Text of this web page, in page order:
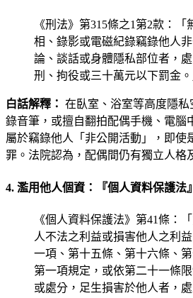
《刑法》第315條之1第2款：「
相、錄影或電磁紀錄竊錄他人
論、談話或身體隱私部位者，
刑、拘役或三十萬元以下罰金。
白話解釋： 在臥室、浴室等高度隱私
錄音筆，或擅自翻拍配偶手機、電腦
屬於竊錄他人「非公開活動」，即使
罪。法院認為，配偶間仍有獨立人格
4. 濫用他人個資：『個人資料保護法』
《個人資料保護法》第41條：
人不法之利益或損害他人之利
一項、第十五條、第十六條、
第一項規定，或依第二十一條
或處分，足生損害於他人者，